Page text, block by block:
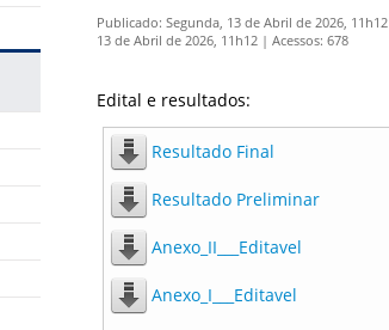
Publicado: Segunda, 13 de Abril de 2026, 11h12
13 de Abril de 2026, 11h12 | Acessos: 678
Edital e resultados:
Resultado Final
Resultado Preliminar
Anexo_II___Editavel
Anexo_I___Editavel